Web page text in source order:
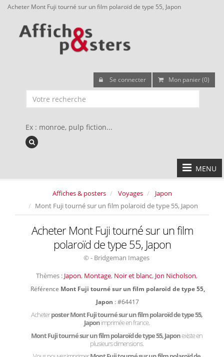
Acheter Mont Fuji tourné sur un film polaroïd de type 55, Japon
Se connecter Mon panier (0)
Ex : monroe, pulp fiction...
MENU
Affiches & posters Voyages
Japon
Mont Fuji tourné sur un film polaroïd de type 55, Japon
Acheter Mont Fuji tourné sur un film
polaroïd de type 55, Japon
© - Bridgeman Images
Thèmes : Japon, Montage, Noir et blanc, Jon Nicholson,
Référence Mont Fuji tourné sur un film polaroïd de type 55,
Japon : #64417
Acheterposter Mont Fuji tourné sur un film polaroïd de type 55,
Japonimprimée en france.
Mont Fuji tourné sur un film polaroïd de type 55, Japonexiste en
plusieurs dimensions.